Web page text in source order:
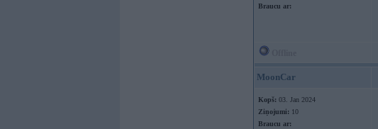
Braucu ar:
MoonCar
Kopš: 03. Jan 2024
Ziņojumi: 10
Braucu ar: